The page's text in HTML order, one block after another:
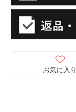
お気に入り